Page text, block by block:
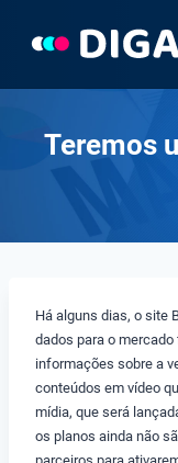
Teremos
Há alguns dias, o site
dados para o
informações sobre a
conteúdos em vídeo
mídia, que será
os planos ainda não